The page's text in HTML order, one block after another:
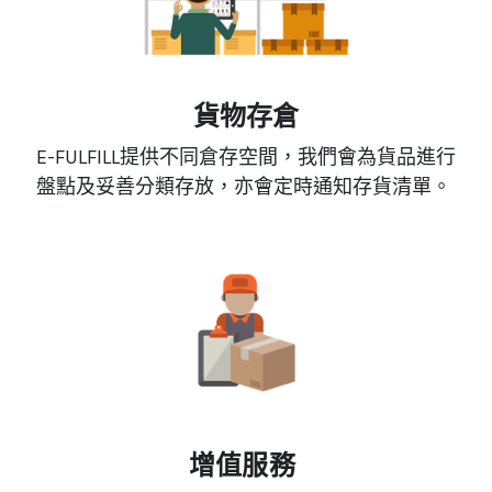
貨物存倉
E-FULFILL提供不同倉存空間，我們會為貨品進行
盤點及妥善分類存放，亦會定時通知存貨清單。
增值服務